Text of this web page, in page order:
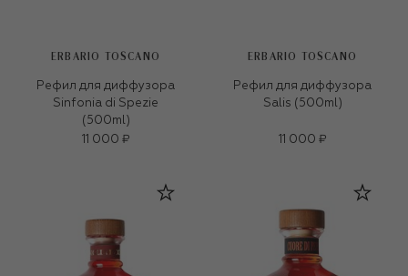
ERBARIO TOSCANO
Рефил для диффузора
Sinfonia di Spezie
(500ml)
11 000 ₽
ERBARIO TOSCANO
Рефил для диффузора
Salis (500ml)
11 000 ₽